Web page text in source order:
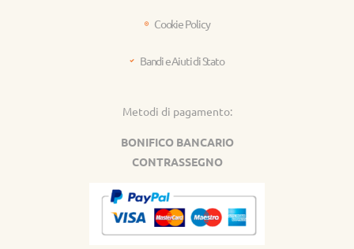
Cookie Policy
Bandi e Aiuti di Stato
Metodi di pagamento:
BONIFICO BANCARIO
CONTRASSEGNO